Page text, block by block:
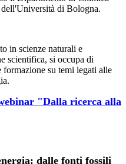
di Bologna.
in scienze naturali e
scientifica, si occupa di
su temi legati alle
"Dalla ricerca alla
dalle fonti fossili